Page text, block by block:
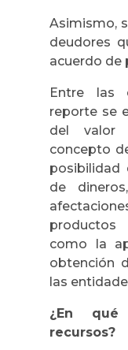
Asimismo,
deudores
acuerdo de
Entre las
reporte se
del valor
concepto
posibilidad
de
productos
como la
obtención
las
¿En
recursos?